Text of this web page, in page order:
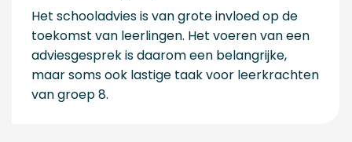
Het schooladvies is van grote invloed op de
toekomst van leerlingen. Het voeren van een
adviesgesprek is daarom een belangrijke,
maar soms ook lastige taak voor leerkrachten
van groep 8.